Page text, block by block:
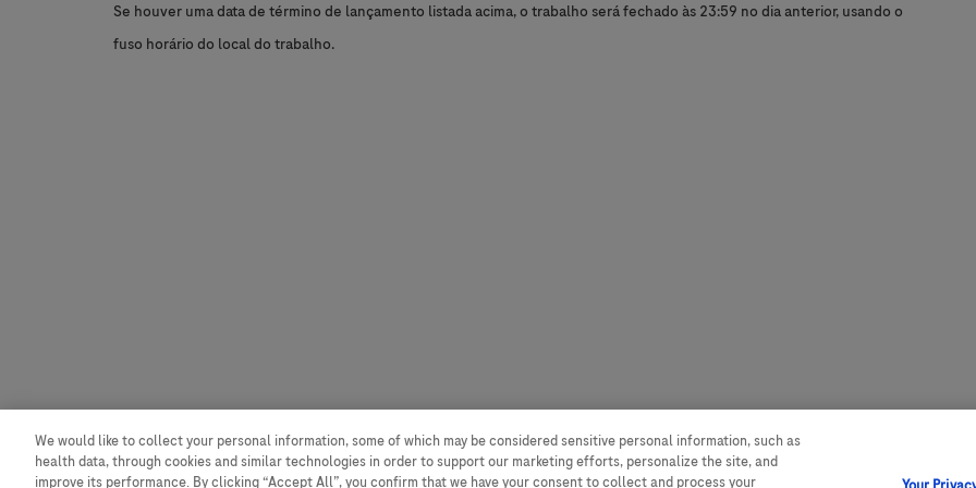
Se houver uma data de término de lançamento listada acima, o trabalho será fechado às 23:59 no dia anterior, usando o
fuso horário do local do trabalho.
We would like to collect your personal information, some of which may be considered sensitive personal information, such as
health data, through cookies and similar technologies in order to support our marketing efforts, personalize the site, and
improve its performance. By clicking “Accept All”, you confirm that we have your consent to collect and process your